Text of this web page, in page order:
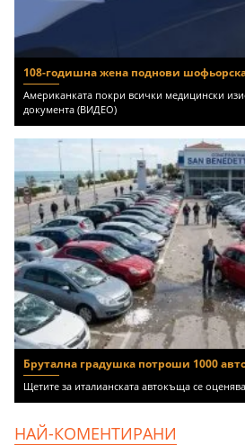
108-годишна жена поднови
Американката покри всички медицински
документа (ВИДЕО)
Брутална градушка потроши 1000
Щетите за италианската автокъща се
НАЙ-КОМЕНТИРАНИ